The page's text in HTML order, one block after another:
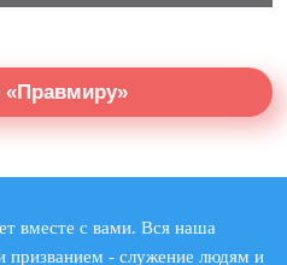
«Правмиру»
вместе с вами. Вся наша
- служение людям и